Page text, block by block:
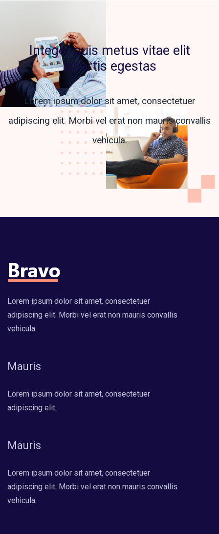
Integer quis metus vitae elit
lobortis egestas
Lorem ipsum dolor sit amet, consectetuer
adipiscing elit. Morbi vel erat non mauris convallis
vehicula.
Lorem ipsum dolor sit amet, consectetuer
adipiscing elit. Morbi vel erat non mauris convallis
vehicula.
Mauris
Lorem ipsum dolor sit amet, consectetuer
adipiscing elit.
Mauris
Lorem ipsum dolor sit amet, consectetuer
adipiscing elit. Morbi vel erat non mauris convallis
vehicula.